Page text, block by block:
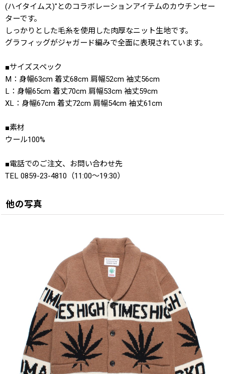
(ハイタイムス)"とのコラボレーションアイテムのカウチンセー
ターです。
しっかりとした毛糸を使用した肉厚なニット生地です。
グラフィッグがジャガード編みで全面に表現されています。
■サイズスペック
M：身幅63cm 着丈68cm 肩幅52cm 袖丈56cm
L：身幅65cm 着丈70cm 肩幅53cm 袖丈59cm
XL：身幅67cm 着丈72cm 肩幅54cm 袖丈61cm
■素材
ウール100%
■電話でのご注文、お問い合わせ先
TEL 0859-23-4810（11:00〜19:30）
他の写真